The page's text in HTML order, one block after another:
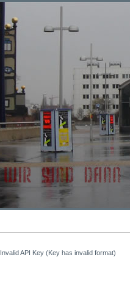
Invalid API Key (Key has invalid format)